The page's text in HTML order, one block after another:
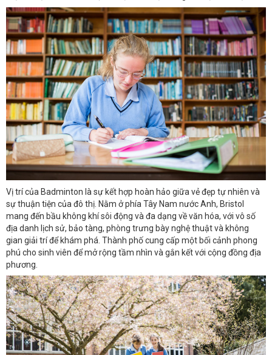
Vị trí của Badminton là sự kết hợp hoàn hảo giữa vẻ đẹp tự nhiên và
sự thuận tiện của đô thị. Nằm ở phía Tây Nam nước Anh, Bristol
mang đến bầu không khí sôi động và đa dạng về văn hóa, với vô số
địa danh lịch sử, bảo tàng, phòng trưng bày nghệ thuật và không
gian giải trí để khám phá. Thành phố cung cấp một bối cảnh phong
phú cho sinh viên để mở rộng tầm nhìn và gắn kết với cộng đồng địa
phương.